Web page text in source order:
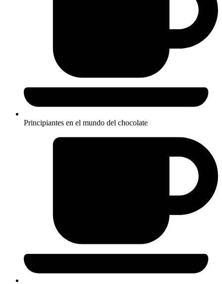
Principiantes en el mundo del chocolate